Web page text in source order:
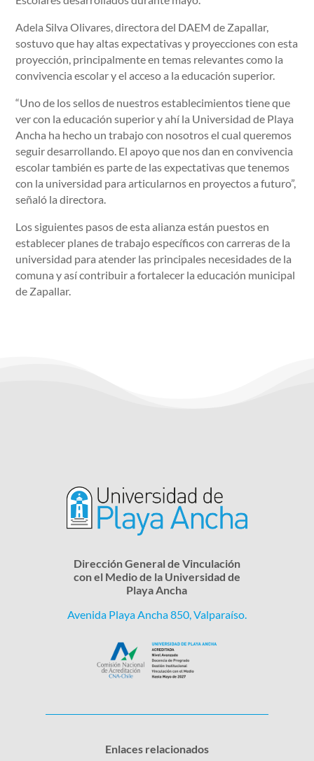
Adela Silva Olivares, directora del DAEM de Zapallar,
sostuvo que hay altas expectativas y proyecciones con esta
proyección, principalmente en temas relevantes como la
convivencia escolar y el acceso a la educación superior.
“Uno de los sellos de nuestros establecimientos tiene que
ver con la educación superior y ahí la Universidad de Playa
Ancha ha hecho un trabajo con nosotros el cual queremos
seguir desarrollando. El apoyo que nos dan en convivencia
escolar también es parte de las expectativas que tenemos
con la universidad para articularnos en proyectos a futuro”,
señaló la directora.
Los siguientes pasos de esta alianza están puestos en
establecer planes de trabajo específicos con carreras de la
universidad para atender las principales necesidades de la
comuna y así contribuir a fortalecer la educación municipal
de Zapallar.
Dirección General de Vinculación
con el Medio de la Universidad de
Playa Ancha
Avenida Playa Ancha 850, Valparaíso.
Enlaces relacionados